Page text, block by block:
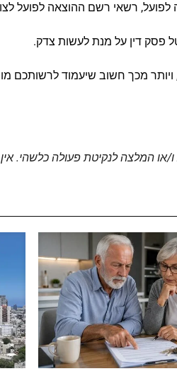
רשאי רשם ההוצאה לפועל
פסק דין על מנת לעשות צדק.
מכך חשוב שיעמוד לרשותכם
ו/או המלצה לנקיטת פעולה כלשהי.